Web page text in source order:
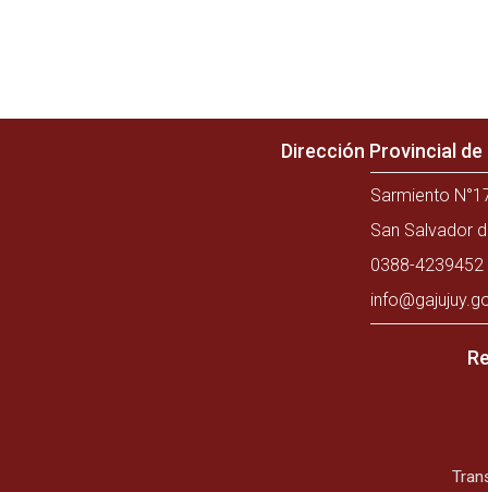
Dirección Provincial
Sarmiento
San Salvador
0388-